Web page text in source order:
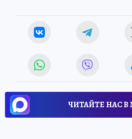
ЧИТАЙТЕ НАС В